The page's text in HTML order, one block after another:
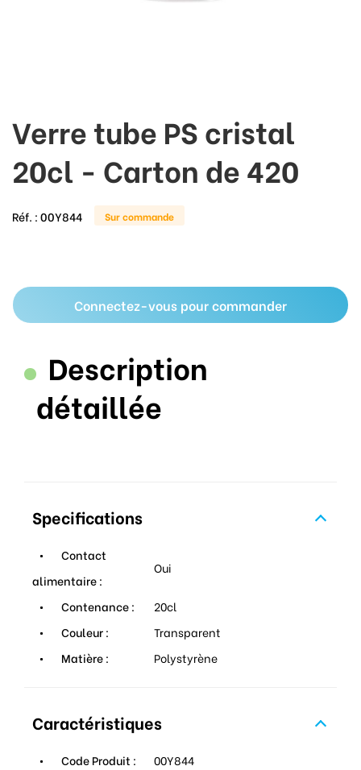
Verre tube PS cristal
20cl - Carton de 420
Réf. :00Y844 Sur commande
Connectez-vous pour commander
Description
détaillée
Specifications
Contact
alimentaire :
Oui
Contenance :
20cl
Couleur :
Transparent
Matière :
Polystyrène
Caractéristiques
Code Produit :
00Y844